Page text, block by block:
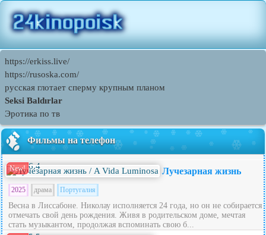
https://erkiss.live/
https://rusoska.com/
русская глотает сперму крупным планом
Seksi Baldırlar
Эротика по тв
Фильмы на телефон
New! 6.4 Лучезарная жизнь
2025 драма Португалия
Весна в Лиссабоне. Николау исполняется 24 года, но он не собирается
отмечать свой день рождения. Живя в родительском доме, мечтая
стать музыкантом, продолжая вспоминать свою б...